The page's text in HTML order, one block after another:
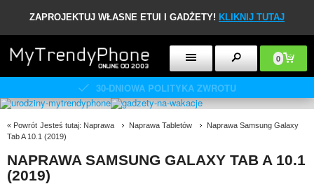
ZAPROJEKTUJ WŁASNE ETUI I GADŻETY! KLIKNIJ TUTAJ
0
30-DNIOWA POLITYKA ZWROTU
« Powrót Jesteś tutaj: Naprawa Naprawa Tabletów
Naprawa Samsung Galaxy
Tab A 10.1 (2019)
NAPRAWA SAMSUNG GALAXY TAB A 10.1
(2019)